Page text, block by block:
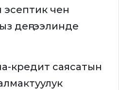
эсептик чен
деңгээлинде
кредит саясатын